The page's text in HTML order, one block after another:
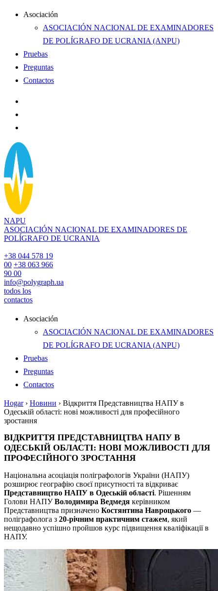
Asociación
ASOCIACIÓN NACIONAL DE EXAMINADORES
DE POLÍGRAFO DE UCRANIA (ANPU)
Pruebas
Preguntas
Contactos
NAPU
ASOCIACIÓN NACIONAL DE EXAMINADORES DE
POLÍGRAFO DE UCRANIA
+38 044 578 19
00 +38 063 966
90 00
info@polygraph.ua
todos los
contactos
Asociación
ASOCIACIÓN NACIONAL DE EXAMINADORES
DE POLÍGRAFO DE UCRANIA (ANPU)
Pruebas
Preguntas
Contactos
Hogar› Новини › Відкриття Представництва НАПУ в
Одеській області: нові можливості для професійного
зростання
ВІДКРИТТЯ ПРЕДСТАВНИЦТВА НАПУ В
ОДЕСЬКІЙ ОБЛАСТІ: НОВІ МОЖЛИВОСТІ ДЛЯ
ПРОФЕСІЙНОГО ЗРОСТАННЯ
Національна асоціація поліграфологів України (НАПУ)
розширює географію своєї присутності та відкриває
Представництво НАПУ в Одеській області. Рішенням
Голови НАПУВолодимира Ведмедя керівником
Представництва призначено Костянтина Навроцького —
поліграфолога з 20-річним практичним стажем, який
нещодавно успішно пройшов курс підвищення кваліфікації в
НАПУ.